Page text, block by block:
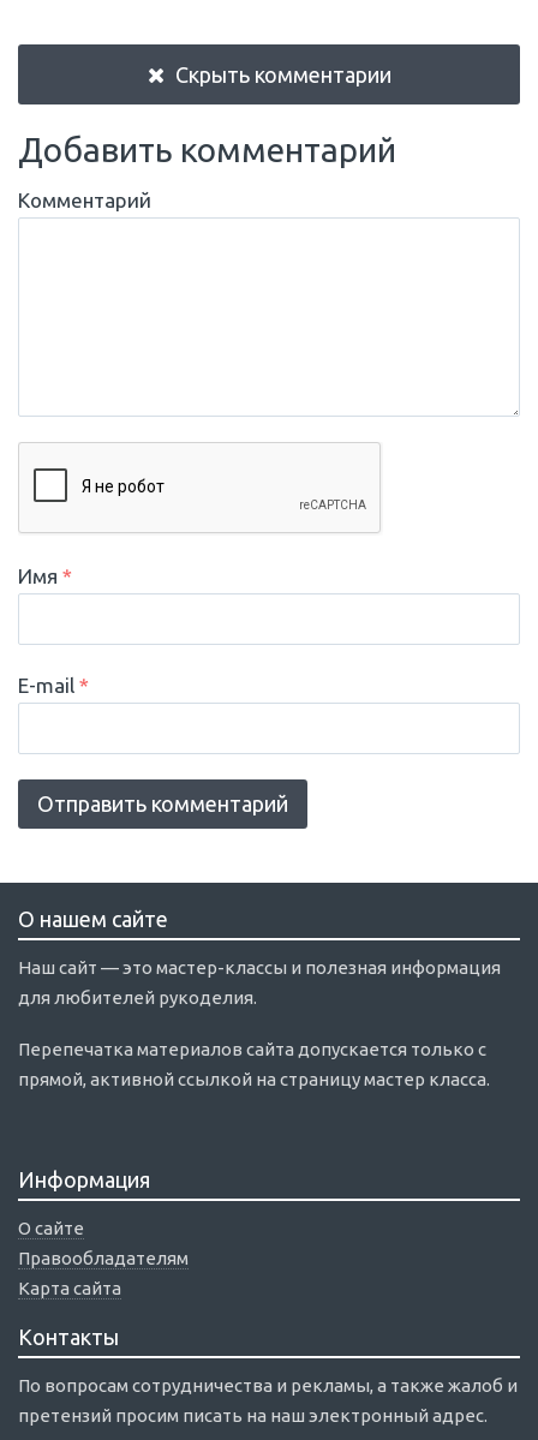
Скрыть комментарии
Добавить комментарий
Комментарий
Имя *
E-mail *
О нашем сайте
Наш сайт — это мастер-классы и полезная информация
для любителей рукоделия.
Перепечатка материалов сайта допускается только с
прямой, активной ссылкой на страницу мастер класса.
Информация
О сайте
Правообладателям
Карта сайта
Контакты
По вопросам сотрудничества и рекламы, а также жалоб и
претензий просим писать на наш электронный адрес.